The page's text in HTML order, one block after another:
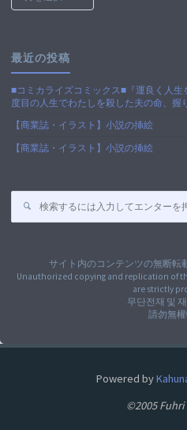
カ
最近の投稿
■コミカライズコミックス■『運良く人
度目の人生でわたしを殺した夫の命、握
【商業誌・イラスト】小説の挿絵
【商業誌・イラスト】小説の挿絵
サイト内のコンテンツの無断転
Unauthorized copying and replication of
are strictly
무단전재 및
請勿無
Powered by
©2005 Fuhri